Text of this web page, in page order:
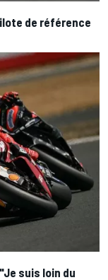
de référence
suis loin du